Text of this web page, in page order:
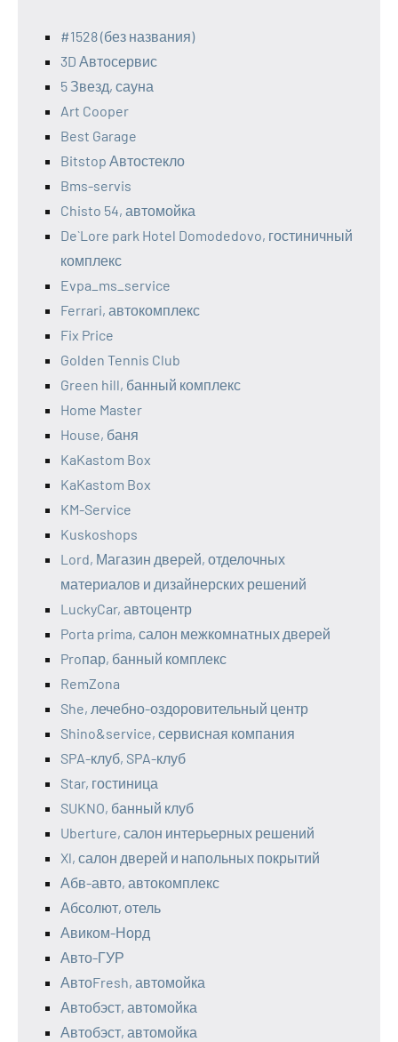
#1528 (без названия)
3D Автосервис
5 Звезд, сауна
Art Cooper
Best Garage
Bitstop Автостекло
Bms-servis
Chisto 54, автомойка
De`Lore park Hotel Domodedovo, гостиничный
комплекс
Evpa_ms_service
Ferrari, автокомплекс
Fix Price
Golden Tennis Club
Green hill, банный комплекс
Home Master
House, баня
KaKastom Box
KaKastom Box
KM-Service
Kuskoshops
Lord, Магазин дверей, отделочных
материалов и дизайнерских решений
LuckyCar, автоцентр
Porta prima, салон межкомнатных дверей
Proпар, банный комплекс
RemZona
She, лечебно-оздоровительный центр
Shino&service, сервисная компания
SPA-клуб, SPA-клуб
Star, гостиница
SUKNO, банный клуб
Uberture, салон интерьерных решений
Xl, салон дверей и напольных покрытий
Абв-авто, автокомплекс
Абсолют, отель
Авиком-Норд
Авто-ГУР
АвтоFresh, автомойка
Автобэст, автомойка
Автобэст, автомойка